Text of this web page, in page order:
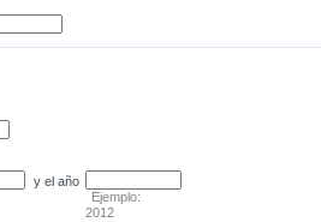
y el año
Ejemplo:
2012